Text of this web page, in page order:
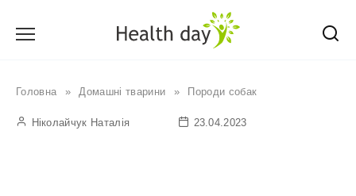
Головна » Домашні тварини » Породи собак
Ніколайчук Наталія 23.04.2023